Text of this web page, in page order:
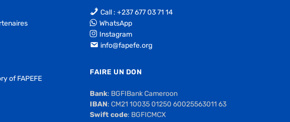
of FAPEFE
Call : +237 677 03 71 14
WhatsApp
Instagram
info@fapefe.org
FAIRE UN DON
Bank: BGFIBank Cameroon
IBAN: CM21 10035 01250 60025563011 63
Swift code: BGFICMCX